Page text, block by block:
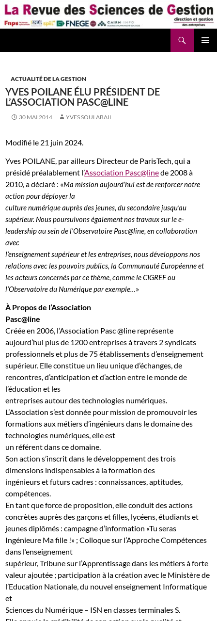
Aller
au
contenu
ACTUALITÉ DE LA GESTION
YVES POILANE ÉLU PRÉSIDENT DE
L’ASSOCIATION PASC@LINE
30 MAI 2014 YVES SOULABAIL
Modifié le 21 juin 2024.
Yves POILANE, par ailleurs Directeur de ParisTech, qui a
présidé préalablement l’Association Pasc@linede 2008 à
2010, a déclaré : «Ma mission aujourd’hui est de renforcer notre
action pour déployer la
culture numérique auprès des jeunes, du secondaire jusqu’au
supérieur. Nous poursuivons également nos travaux sur le e-
leadership au sein de l’Observatoire Pasc@line, en collaboration
avec
l’enseignement supérieur et les entreprises, nous développons nos
relations avec les pouvoirs publics, la Communauté Européenne et
les acteurs concernés par ce thème, comme le CIGREF ou
l’Observatoire du Numérique par exemple…»
À Propos de l’Association
Pasc@line
Créée en 2006, l’Association Pasc @line représente
aujourd’hui plus de 1200 entreprises à travers 2 syndicats
professionnels et plus de 75 établissements d’enseignement
supérieur. Elle constitue un lieu unique d’échanges, de
rencontres, d’anticipation et d’action entre le monde de
l’éducation et les
entreprises autour des technologies numériques.
L’Association s’est donnée pour mission de promouvoir les
formations aux métiers d’ingénieurs dans le domaine des
technologies numériques, elle est
un référent dans ce domaine.
Son action s’inscrit dans le développement des trois
dimensions indispensables à la formation des
ingénieurs et futurs cadres : connaissances, aptitudes,
compétences.
En tant que force de proposition, elle conduit des actions
concrètes auprès des garçons et filles, lycéens, étudiants et
jeunes diplômés : campagne d’information «Tu seras
Ingénieure Ma fille !» ; Colloque sur l’Approche Compétences
dans l’enseignement
supérieur, Tribune sur l’Apprentissage dans les métiers à forte
valeur ajoutée ; participation à la création avec le Ministère de
l’Education Nationale, du nouvel enseignement Informatique
et
Sciences du Numérique – ISN en classes terminales S.